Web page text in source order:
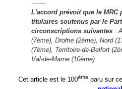
-------
L'accord prévoit que le MRC
titulaires soutenus par le
circonscriptions suivantes :
(7ème), Drome (2ème), Nord
(7ème), Territoire-de-Belfort
Val-de-Marne (10ème)
Cet article est le 100ème paru sur